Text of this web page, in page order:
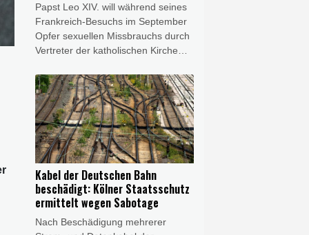
Papst Leo XIV. will während seines
Frankreich-Besuchs im September
Opfer sexuellen Missbrauchs durch
Vertreter der katholischen Kirche
bevorstehenden Apostolischen
Reise nach Frankreich wird Papst
Leo XIV. in einem privaten Rahmen
mit Menschen zusammentreffen,
die innerhalb der Kirche Opfer von
Missbrauch geworden sind", teilte
der Vatikan am Freitag mit. Die
Opfer selbst werden demnach an
der Vorbereitung dieses Treffens
beteiligt sein.
Kabel der Deutschen Bahn
beschädigt: Kölner Staatsschutz
ermittelt wegen Sabotage
Nach Beschädigung mehrerer